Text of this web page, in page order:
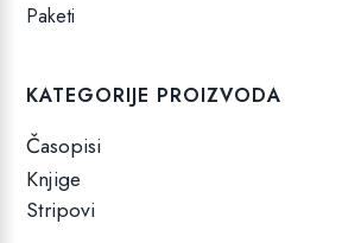
Paketi
KATEGORIJE PROIZVODA
Časopisi
Knjige
Stripovi